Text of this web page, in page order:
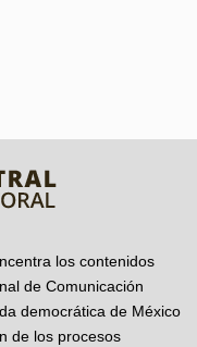
los contenidos
de Comunicación
democrática de México
de los procesos